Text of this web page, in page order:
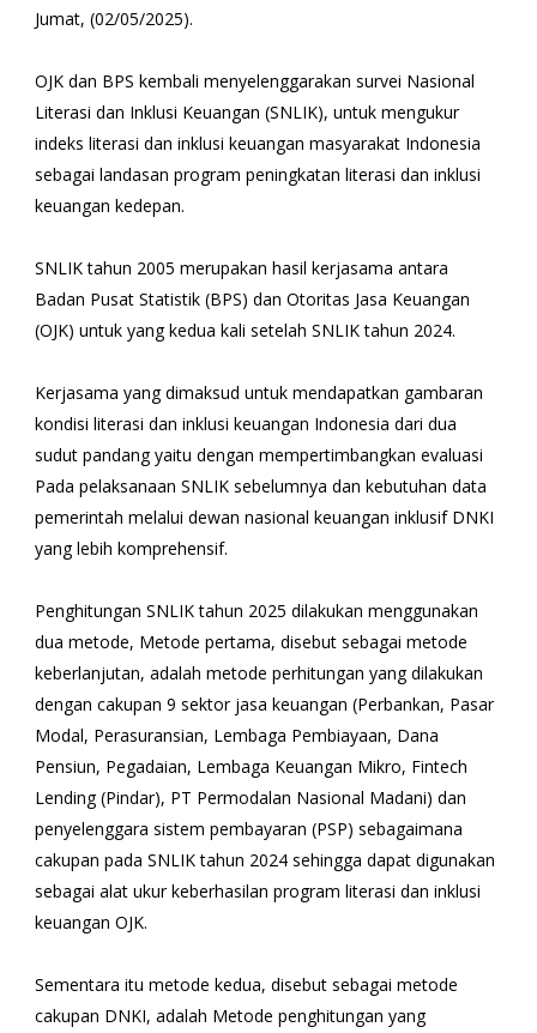
Jumat, (02/05/2025).
OJK dan BPS kembali menyelenggarakan survei Nasional
Literasi dan Inklusi Keuangan (SNLIK), untuk mengukur
indeks literasi dan inklusi keuangan masyarakat Indonesia
sebagai landasan program peningkatan literasi dan inklusi
keuangan kedepan.
SNLIK tahun 2005 merupakan hasil kerjasama antara
Badan Pusat Statistik (BPS) dan Otoritas Jasa Keuangan
(OJK) untuk yang kedua kali setelah SNLIK tahun 2024.
Kerjasama yang dimaksud untuk mendapatkan gambaran
kondisi literasi dan inklusi keuangan Indonesia dari dua
sudut pandang yaitu dengan mempertimbangkan evaluasi
Pada pelaksanaan SNLIK sebelumnya dan kebutuhan data
pemerintah melalui dewan nasional keuangan inklusif DNKI
yang lebih komprehensif.
Penghitungan SNLIK tahun 2025 dilakukan menggunakan
dua metode, Metode pertama, disebut sebagai metode
keberlanjutan, adalah metode perhitungan yang dilakukan
dengan cakupan 9 sektor jasa keuangan (Perbankan, Pasar
Modal, Perasuransian, Lembaga Pembiayaan, Dana
Pensiun, Pegadaian, Lembaga Keuangan Mikro, Fintech
Lending (Pindar), PT Permodalan Nasional Madani) dan
penyelenggara sistem pembayaran (PSP) sebagaimana
cakupan pada SNLIK tahun 2024 sehingga dapat digunakan
sebagai alat ukur keberhasilan program literasi dan inklusi
keuangan OJK.
Sementara itu metode kedua, disebut sebagai metode
cakupan DNKI, adalah Metode penghitungan yang